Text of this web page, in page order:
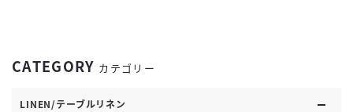
CATEGORY カテゴリー
LINEN/テーブルリネン